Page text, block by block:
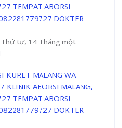
TEMPAT ABORSI
DOKTER
Thứ tư, 14 Tháng một
KURET MALANG WA
KLINIK ABORSI MALANG,
TEMPAT ABORSI
DOKTER